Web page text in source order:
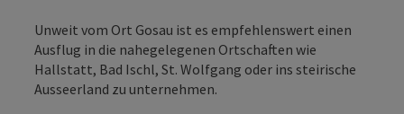
Unweit vom Ort Gosau ist es empfehlenswert einen
Ausflug in die nahegelegenen Ortschaften wie
Hallstatt, Bad Ischl, St. Wolfgang oder ins steirische
Ausseerland zu unternehmen.